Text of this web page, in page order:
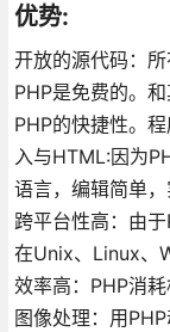
优势:
开放的源代码：
PHP是免费的。
PHP的快捷性。
入与HTML:因为
语言，编辑简单
跨平台性高：由
在Unix、Linux、
效率高：PHP消
图像处理：用